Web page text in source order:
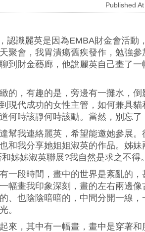
Published
認識麗英是因為EMBA財金會活動
聚會，我胃潰瘍舊疾發作，勉強
到財金藝廊，他說麗英自己畫了
的，有趣的是，旁邊有一攤水，
現代成功的女性主管，如何兼具
何時該靜何時該動。當然，別忘
幫我連絡麗英，希望能邀她參展
和我分享她姐姐淑英的作品。姊
姊姊淑英聯展?我自然是求之不得
一段時間，畫中的世界是紊亂的
幅畫我印象深刻，畫的左右兩邊
、也陰陰暗暗的，中間分開一線
。
來，其中有一幅畫，畫中是穿著